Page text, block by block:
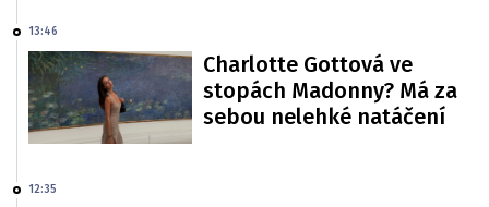
13:46
Charlotte Gottová ve
stopách Madonny? Má za
sebou nelehké natáčení
12:35